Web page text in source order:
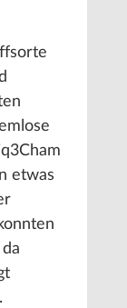
etwas